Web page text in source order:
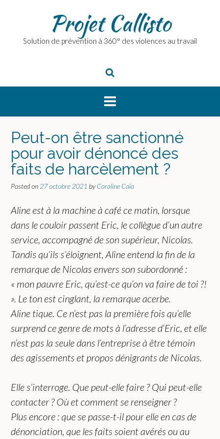
Projet Callisto
Solution de prévention à 360° des violences au travail
Peut-on être sanctionné
pour avoir dénoncé des
faits de harcèlement ?
Posted on 27 octobre 2021 byCoraline Caïa
Aline est à la machine à café ce matin, lorsque
dans le couloir passent Eric, le collègue d’un autre
service, accompagné de son supérieur, Nicolas.
Tandis qu’ils s’éloignent, Aline entend la fin de la
remarque de Nicolas envers son subordonné :
« mon pauvre Eric, qu’est-ce qu’on va faire de toi ?!
». Le ton est cinglant, la remarque acerbe.
Aline tique. Ce n’est pas la première fois qu’elle
surprend ce genre de mots à l’adresse d’Eric, et elle
n’est pas la seule dans l’entreprise à être témoin
des agissements et propos dénigrants de Nicolas.
Elle s’interroge. Que peut-elle faire ? Qui peut-elle
contacter ? Où et comment se renseigner ?
Plus encore : que se passe-t-il pour elle en cas de
dénonciation, que les faits soient avérés ou au